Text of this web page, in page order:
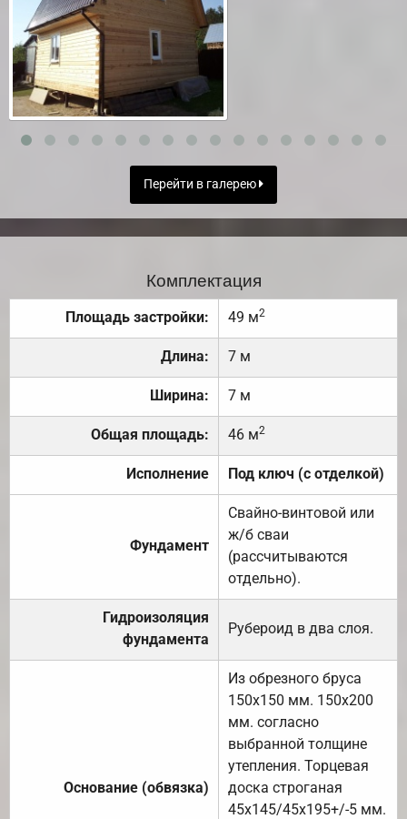
Перейти в галерею
Комплектация
Площадь застройки: 49 м2
Длина: 7 м
Ширина: 7 м
Общая площадь: 46 м2
Исполнение Под ключ (с отделкой)
Фундамент
Свайно-винтовой или
ж/б сваи
(рассчитываются
отдельно).
Гидроизоляция
фундамента
Рубероид в два слоя.
Основание (обвязка)
Из обрезного бруса
150х150 мм. 150х200
мм. согласно
выбранной толщине
утепления. Торцевая
доска строганая
45х145/45х195+/-5 мм.